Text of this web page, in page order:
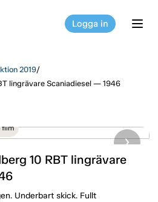
Logga in
2019/
lingrävare Scaniadiesel — 1946
film
10 RBT lingrävare
Underbart skick. Fullt